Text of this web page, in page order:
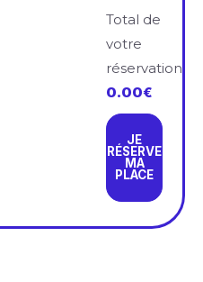
Total de
votre
réservation
0.00€
JE
RÉSERVE
MA
PLACE